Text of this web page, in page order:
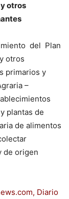
otros
del Plan
otros
primarios y
–
plantas de
de alimentos
de origen
, Diario